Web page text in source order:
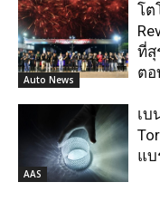
Auto News
โต
ที่สุ
ตอ
AAS
เบ
แ